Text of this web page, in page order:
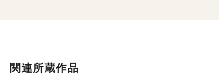
関連所蔵作品